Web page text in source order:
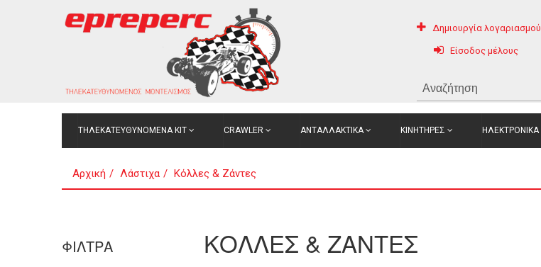
Δημιουργία λογαριασμού
Είσοδος μέλους
ΤΗΛΕΚΑΤΕΥΘΥΝΟΜΕΝΑ ΚΙΤ CRAWLER ΑΝΤΑΛΛΑΚΤΙΚΑ ΚΙΝΗΤΗΡΕΣ ΗΛΕΚΤΡΟΝΙΚΑ
Αρχική Λάστιχα Κόλλες & Ζάντες
ΦΙΛΤΡΑ ΚΟΛΛΕΣ & ΖΑΝΤΕΣ